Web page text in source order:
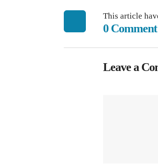
This article
0 Comment
Leave a